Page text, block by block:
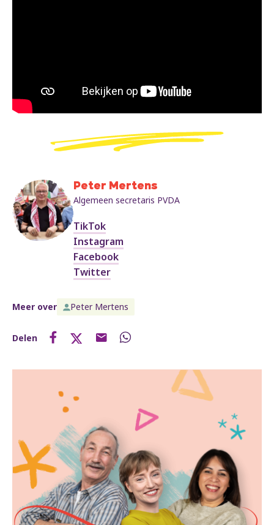
Peter Mertens
Algemeen secretaris PVDA
TikTok
Instagram
Facebook
Twitter
Meer over Peter Mertens
Delen